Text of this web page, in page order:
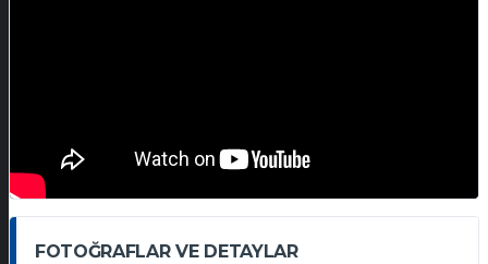
FOTOĞRAFLAR VE DETAYLAR